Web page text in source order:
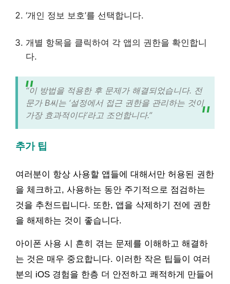
‘개인 정보 보호’를 선택합니다.
개별 항목을 클릭하여 각 앱의 권한을 확인합니
다.
“이 방법을 적용한 후 문제가 해결되었습니다. 전
문가 B씨는 ‘설정에서 접근 권한을 관리하는 것이
가장 효과적이다’라고 조언합니다.”
추가 팁
여러분이 항상 사용할 앱들에 대해서만 허용된 권한
을 체크하고, 사용하는 동안 주기적으로 점검하는
것을 추천드립니다. 또한, 앱을 삭제하기 전에 권한
을 해제하는 것이 좋습니다.
아이폰 사용 시 흔히 겪는 문제를 이해하고 해결하
는 것은 매우 중요합니다. 이러한 작은 팁들이 여러
분의 iOS 경험을 한층 더 안전하고 쾌적하게 만들어